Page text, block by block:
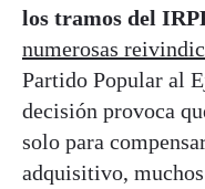
los tramos del
numerosas
Partido Popular al
decisión provoca
solo para
adquisitivo,